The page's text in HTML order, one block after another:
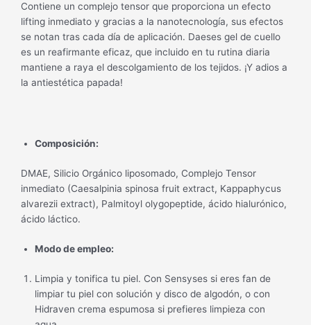
Contiene un complejo tensor que proporciona un efecto
lifting inmediato y gracias a la nanotecnología, sus efectos
se notan tras cada día de aplicación. Daeses gel de cuello
es un reafirmante eficaz, que incluido en tu rutina diaria
mantiene a raya el descolgamiento de los tejidos. ¡Y adios a
la antiestética papada!
Composición:
DMAE, Silicio Orgánico liposomado, Complejo Tensor
inmediato (Caesalpinia spinosa fruit extract, Kappaphycus
alvarezii extract), Palmitoyl olygopeptide, ácido hialurónico,
ácido láctico.
Modo de empleo:
Limpia y tonifica tu piel. Con Sensyses si eres fan de
limpiar tu piel con solución y disco de algodón, o con
Hidraven crema espumosa si prefieres limpieza con